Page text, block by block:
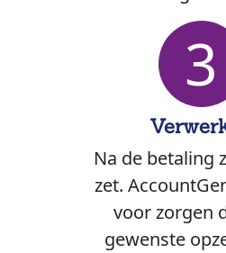
3
Na de betaling
zet.
voor zorgen
gewenste